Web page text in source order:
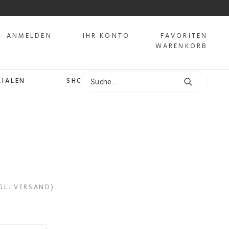
ANMELDEN IHR KONTO
FAVORITEN
WARENKORB
SHOPS
VERSAND)